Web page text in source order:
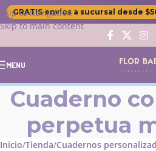
Skip to navigation
Skip to main content
GRATIS envíos a sucursal desde
MENU
Cuaderno
perpetua
Inicio Tienda Cuadernos